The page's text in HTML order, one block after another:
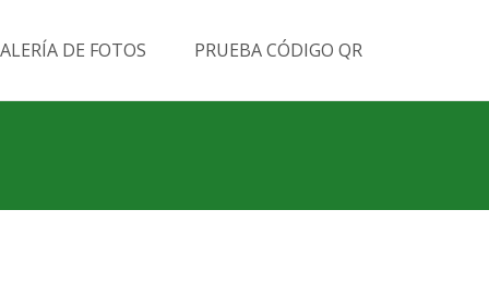
DE FOTOS PRUEBA CÓDIGO QR